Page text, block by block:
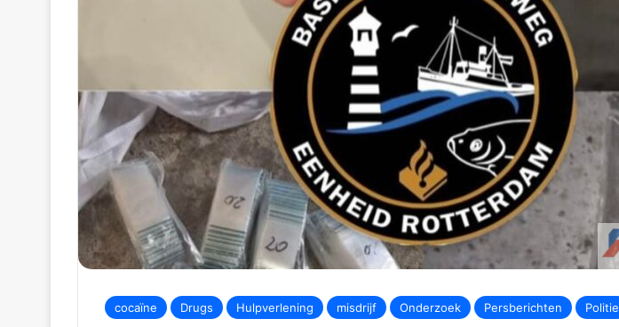
cocaïne Drugs Hulpverlening misdrijf Onderzoek Persberichten Politie